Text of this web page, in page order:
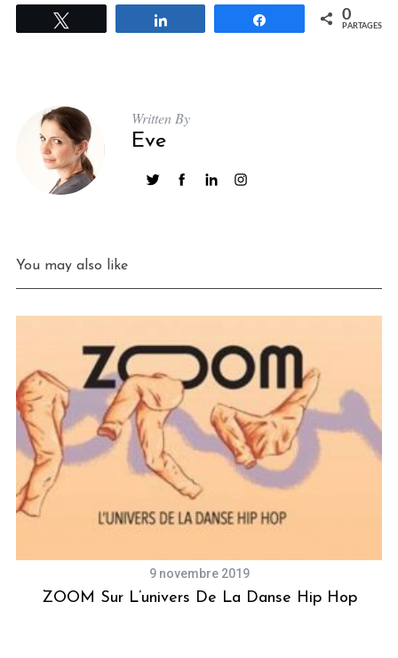
Partagez 0
PARTAGES
Written By
Eve
You may also like
9 novembre 2019
ZOOM Sur L’univers De La Danse Hip Hop